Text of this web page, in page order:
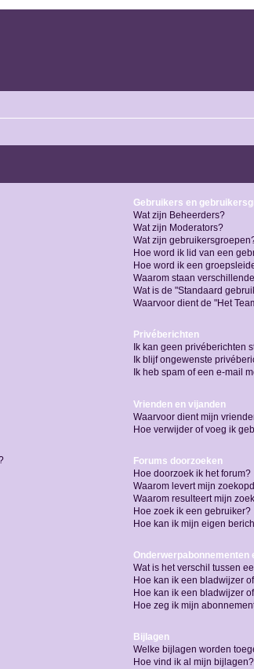
Gebruikers en
Wat zijn Beheerders?
Wat zijn Moderators?
Wat zijn
Hoe word ik lid van een
Hoe word ik een
Waarom staan
Wat is de "Standaard
Waarvoor dient de "Het
Privéberichten
Ik kan geen privéberichten
Ik blijf ongewenste
Ik heb spam of een e-mail
Vrienden en vijanden
Waarvoor dient mijn
Hoe verwijder of voeg ik
Forums doorzoeken
Hoe doorzoek ik het forum?
Waarom levert mijn
Waarom resulteert mijn
Hoe zoek ik een gebruiker?
Hoe kan ik mijn eigen
Onderwerpabonnementen
Wat is het verschil tussen
Hoe kan ik een bladwijzer
Hoe kan ik een bladwijzer
Hoe zeg ik mijn
Bijlagen
Welke bijlagen worden
Hoe vind ik al mijn bijlagen?